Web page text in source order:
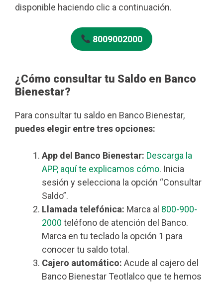
disponible haciendo clic a continuación.
8009002000
¿Cómo consultar tu Saldo en Banco
Bienestar?
Para consultar tu saldo en Banco Bienestar,
puedes elegir entre tres opciones:
App del Banco Bienestar: Descarga la
APP, aquí te explicamos cómo. Inicia
sesión y selecciona la opción “Consultar
Saldo”.
Llamada telefónica: Marca al 800-900-
2000 teléfono de atención del Banco.
Marca en tu teclado la opción 1 para
conocer tu saldo total.
Cajero automático: Acude al cajero del
Banco Bienestar Teotlalco que te hemos